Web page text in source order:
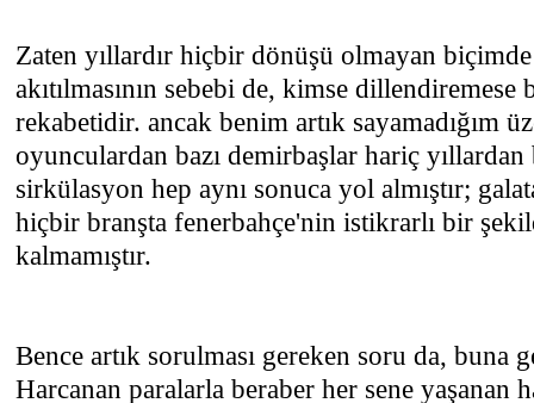
Zaten yıllardır hiçbir dönüşü olmayan
akıtılmasının sebebi de, kimse dillendiremese
rekabetidir. ancak benim artık sayamadığım
oyunculardan bazı demirbaşlar hariç
sirkülasyon hep aynı sonuca yol almıştır;
hiçbir branşta fenerbahçe'nin istikrarlı bir
kalmamıştır.
Bence artık sorulması gereken soru da, buna
Harcanan paralarla beraber her sene yaşanan